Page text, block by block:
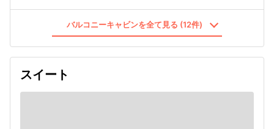
バルコニーキャビンを全て見る (12件)
スイート